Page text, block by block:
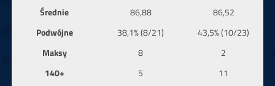
Średnie
86,88
86,52
Podwójne
38,1% (8/21)
43,5% (10/23)
Maksy
8
2
140+
5
11